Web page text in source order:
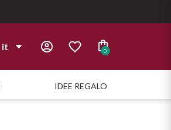
it 0
IDEE REGALO